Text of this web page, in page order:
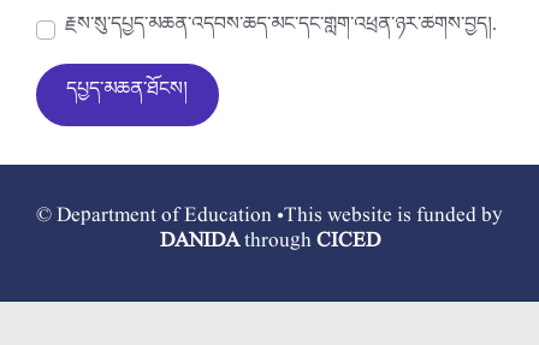
རྗེས་སུ་དཔྱད་མཆན་འདེབས་ཆེད་མིང་དང་གློག་འཕྲིན་ཉར་ཚགས་བྱེད།.
© Department of Education •This website is funded by
DANIDAthroughCICED